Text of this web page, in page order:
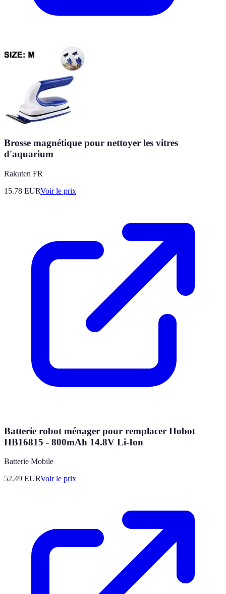
Brosse magnétique pour nettoyer les vitres
d'aquarium
Rakuten FR
15.78 EURVoir le prix
Batterie robot ménager pour remplacer Hobot
HB16815 - 800mAh 14.8V Li-Ion
Batterie Mobile
52.49 EURVoir le prix